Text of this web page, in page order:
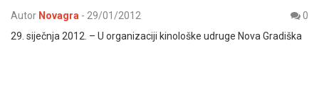
Autor Novagra - 29/01/2012
0
29. siječnja 2012. – U organizaciji kinološke udruge Nova Gradiška